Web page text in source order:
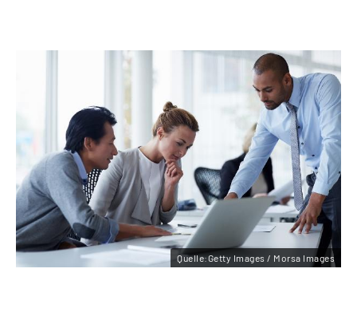
Quelle:Getty Images / Morsa Images